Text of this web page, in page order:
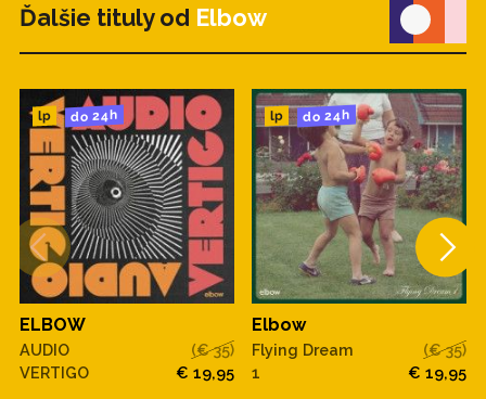
Ďalšie tituly od Elbow
lp do 24h
ELBOW
AUDIO
VERTIGO
(€ 35)
€ 19,95
lp do 24h
Elbow
Flying Dream
1
(€ 35)
€ 19,95